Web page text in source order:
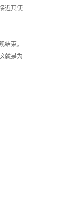
近其使
束。
就是为